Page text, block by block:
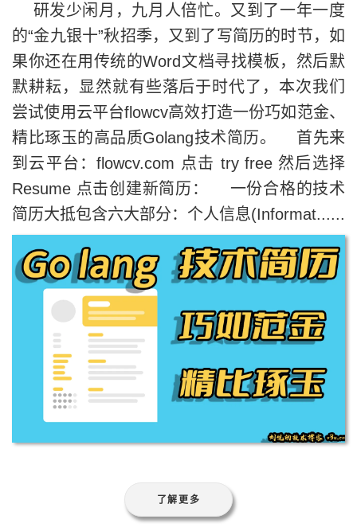
研发少闲月，九月人倍忙。又到了一年一度
的“金九银十”秋招季，又到了写简历的时节，如
果你还在用传统的Word文档寻找模板，然后默
默耕耘，显然就有些落后于时代了，本次我们
尝试使用云平台flowcv高效打造一份巧如范金、
精比琢玉的高品质Golang技术简历。 首先来
到云平台：flowcv.com 点击 try free 然后选择
Resume 点击创建新简历： 一份合格的技术
简历大抵包含六大部分：个人信息(Informat......
了解更多